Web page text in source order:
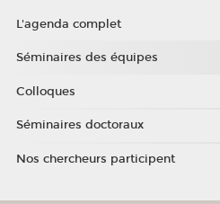
L'agenda complet
Séminaires des équipes
Colloques
Séminaires doctoraux
Nos chercheurs participent